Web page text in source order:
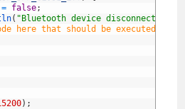
= false;
( "Bluetooth device disconnected"
here that should be executed
) ;